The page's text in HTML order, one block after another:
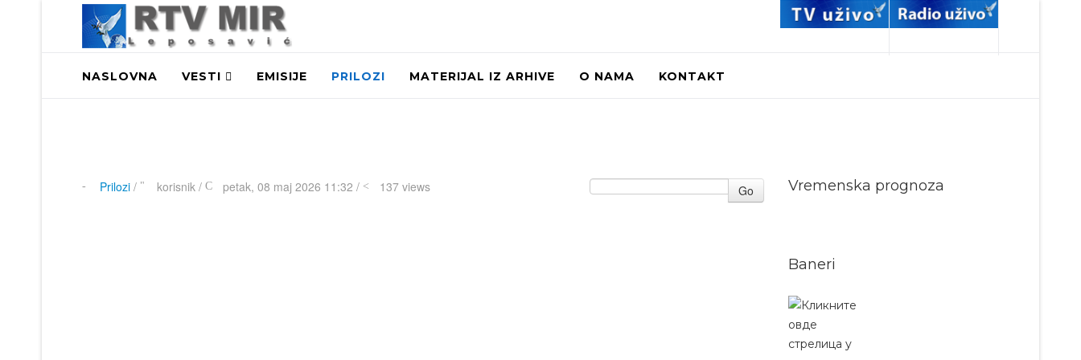
NASLOVNA VESTI EMISIJE PRILOZI MATERIJAL IZ ARHIVE O NAMA KONTAKT
Prilozi/ korisnik / petak, 08 maj 2026 11:32 / 137 views Go Vremenska prognoza
Baneri